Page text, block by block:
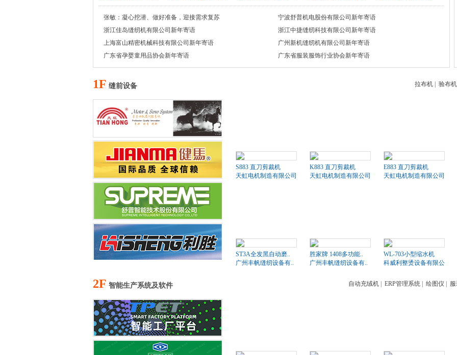
张敏：凝心挖潜、做好准备，迎接需求复苏
宁波舒普机电股份有限公司新年寄语
浙江佳岛缝纫机有限公司新年寄语
浙江中捷缝纫科技有限公司新年寄语
上海富山精密机械科技有限公司新年寄语
广州新机缝纫机有限公司新年寄语
广东省孕婴童用品协会新年寄语
广东省服装服饰行业协会新年寄语
拉布机 验布机
1F 缝前设备
S883 直刀剪裁机
天虹电机制造有限公司
K883 直刀剪裁机
天虹电机制造有限公司
E883 直刀剪裁机
天虹电机制造有限公司
ST3A全发黑自动磨..
广州丰帆缝纫设备有..
胜家牌 1408多功能..
广州丰帆缝纫设备有..
WL-703小型缩水机
科威利整烫设备有限公司
自动充绒机 ERP管理系统 绘图仪
2F 智能生产系统及软件